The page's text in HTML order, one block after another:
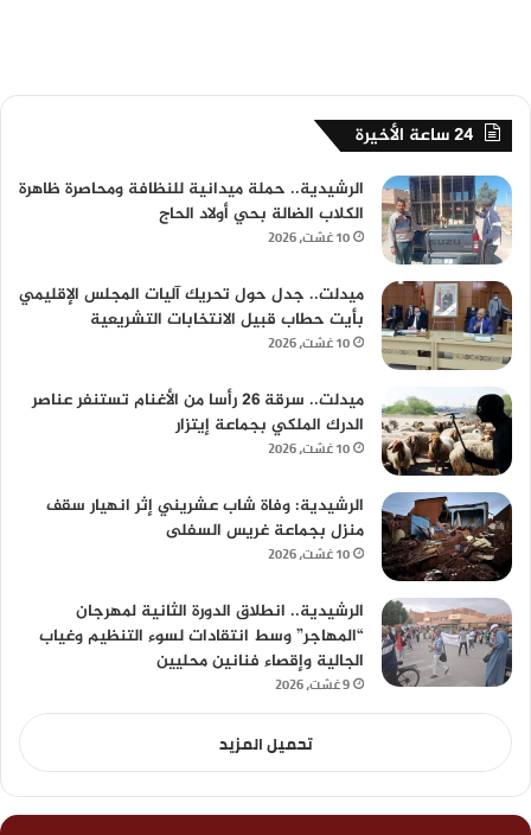
24 ساعة الأخيرة
الرشيدية.. حملة ميدانية للنظافة ومحاصرة ظاهرة
الكلاب الضالة بحي أولاد الحاج
10 غشت، 2026
ميدلت.. جدل حول تحريك آليات المجلس الإقليمي
بأيت حطاب قبيل الانتخابات التشريعية
10 غشت، 2026
ميدلت.. سرقة 26 رأسا من الأغنام تستنفر عناصر
الدرك الملكي بجماعة إيتزار
10 غشت، 2026
الرشيدية: وفاة شاب عشريني إثر انهيار سقف
منزل بجماعة غريس السفلى
10 غشت، 2026
الرشيدية.. انطلاق الدورة الثانية لمهرجان
“المهاجر” وسط انتقادات لسوء التنظيم وغياب
الجالية وإقصاء فنانين محليين
9 غشت، 2026
تحميل المزيد